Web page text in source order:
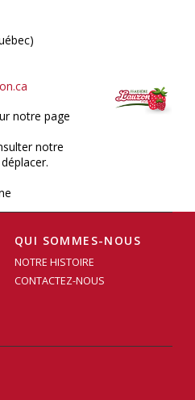
notre page
notre
QUI SOMMES-NOUS
NOTRE HISTOIRE
CONTACTEZ-NOUS